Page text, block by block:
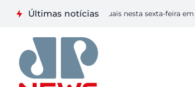
Últimas notícias
etapa de Artes Visuais nesta sexta-feira em